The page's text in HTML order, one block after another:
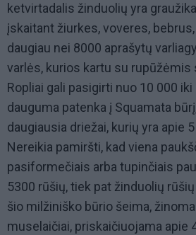
ketvirtadalis žinduolių yra
įskaitant žiurkes, voveres,
daugiau nei 8000 aprašytų
varlės, kurios kartu su rupūžėmis
Ropliai gali pasigirti nuo 10 000
dauguma patenka į Squamata
daugiausia driežai, kurių yra apie
Nereikia pamiršti, kad viena
pasiformečiais arba tupinčiais
5300 rūšių, tiek pat žinduolių
šio milžiniško būrio šeima,
muselaičiai, priskaičiuojama apie